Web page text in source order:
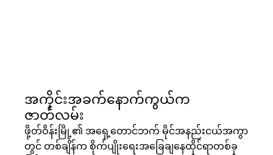
အကိုင်းအခက်နောက်ကွယ်က
ဇာတ်လမ်း
ဖို့တ်ဝိန်းမြို့၏ အရှေ့တောင်ဘက် မိုင်အနည်းငယ်အကွာ
တွင် တစ်ချိန်က စိုက်ပျိုးရေးအခြေချနေထိုင်ရာတစ်ခု